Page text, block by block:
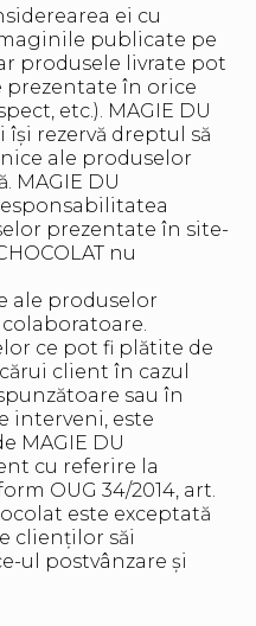
ei cu
publicate pe
produsele livrate pot
în orice
etc.). MAGIE DU
își rezervă dreptul să
ale produselor
MAGIE DU
prezentate în site-
nu
ale produselor
ce pot fi plătite de
client în cazul
sau în
interveni, este
MAGIE DU
cu referire la
OUG 34/2014, art.
este exceptată
clienților săi
ul postvânzare și